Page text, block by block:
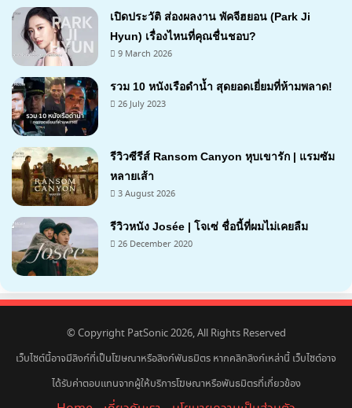
เปิดประวัติ ส่องผลงาน พัคจีฮยอน (Park Ji
Hyun) เรื่องไหนที่คุณชื่นชอบ?
9 March 2026
รวม 10 หนังเรือดำน้ำ สุดยอดเยี่ยมที่ห้ามพลาด!
26 July 2023
7.1
รีวิวซีรีส์ Ransom Canyon หุบเขารัก | แรมซัม
หลายเส้า
3 August 2026
7.2
รีวิวหนัง Josée | โจเซ่ ชื่อนี้ที่ผมไม่เคยลืม
26 December 2020
© Copyright PatSonic 2026, All Rights Reserved
เว็บไซต์นี้อาจมีลิงก์ที่เป็นโฆษณาหรือลิงก์พันธมิตร หากคลิกลิงก์เหล่านี้ เว็บไซต์อาจ
ได้รับค่าตอบแทนจากผู้ให้บริการโฆษณาหรือพันธมิตรที่เกี่ยวข้อง